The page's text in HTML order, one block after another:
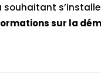
sur la